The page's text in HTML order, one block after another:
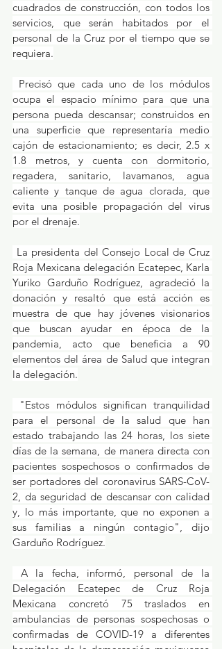
cuadrados de construcción, con todos los
servicios, que serán habitados por el
personal de la Cruz por el tiempo que se
requiera.
ocupa el espacio mínimo para que una
persona pueda descansar; construidos en
una superficie que representaría medio
cajón de estacionamiento; es decir, 2.5 x
1.8 metros, y cuenta con dormitorio,
regadera, sanitario, lavamanos, agua
caliente y tanque de agua clorada, que
evita una posible propagación del virus
por el drenaje.
Roja Mexicana delegación Ecatepec, Karla
Yuriko Garduño Rodríguez, agradeció la
donación y resaltó que está acción es
muestra de que hay jóvenes visionarios
que buscan ayudar en época de la
pandemia, acto que beneficia a 90
elementos del área de Salud que integran
la delegación.
para el personal de la salud que han
estado trabajando las 24 horas, los siete
días de la semana, de manera directa con
pacientes sospechosos o confirmados de
ser portadores del coronavirus SARS-CoV-
2, da seguridad de descansar con calidad
y, lo más importante, que no exponen a
sus familias a ningún contagio", dijo
Garduño Rodríguez.
Delegación Ecatepec de Cruz Roja
Mexicana concretó 75 traslados en
ambulancias de personas sospechosas o
confirmadas de COVID-19 a diferentes